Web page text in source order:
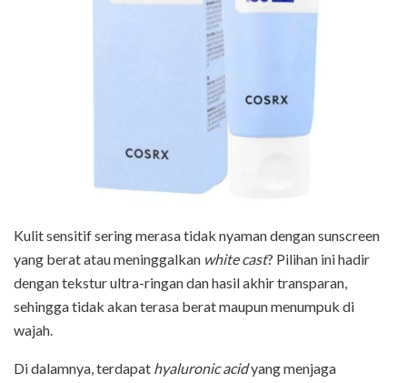
Kulit sensitif sering merasa tidak nyaman dengan sunscreen
yang berat atau meninggalkan white cast? Pilihan ini hadir
dengan tekstur ultra-ringan dan hasil akhir transparan,
sehingga tidak akan terasa berat maupun menumpuk di
wajah.
Di dalamnya, terdapat hyaluronic acidyang menjaga